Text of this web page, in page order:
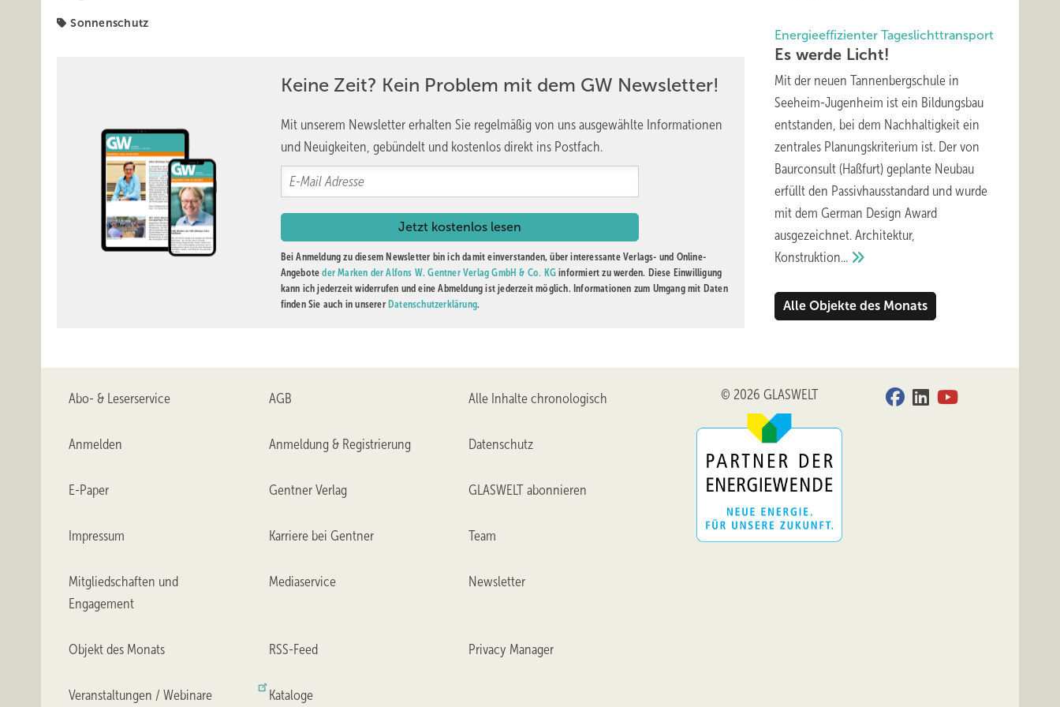
Wichtige Informationen wie Preise und Corporate ­Design können einmalig voreingestellt werden, wodurch die Angebotserstellung besonders
Bisher war die proSales-Funktion nur in der Fach­partner-App verfügbar. Durch
oder Laptop verwendet werden.
Sonnenschutz
Keine Zeit? Kein Problem mit dem GW Newsletter!
Mit unserem Newsletter erhalten Sie regelmäßig von uns ausgewählte Informationen
und Neuigkeiten, gebündelt und kostenlos direkt ins Postfach.
Bei Anmeldung zu diesem Newsletter bin ich damit einverstanden, über interessante Verlags- und Online-
Angeboteder Marken der Alfons W. Gentner Verlag GmbH & Co. KG informiert zu werden. Diese Einwilligung
kann ich jederzeit widerrufen und eine Abmeldung ist jederzeit möglich. Informationen zum Umgang mit Daten
finden Sie auch in unserer Datenschutzerklärung.
Energieeffizienter Tageslichttransport
Es werde Licht!
Mit der neuen Tannenbergschule in
Seeheim-Jugenheim ist ein Bildungsbau
entstanden, bei dem Nachhaltigkeit ein
zentrales Planungskriterium ist. Der von
Baurconsult (Haßfurt) geplante Neubau
erfüllt den Passivhausstandard und wurde
mit dem German Design Award
ausgezeichnet. Architektur,
Konstruktion...
Alle Objekte des Monats
Abo- & Leserservice AGB Alle Inhalte chronologisch
Anmelden Anmeldung & Registrierung Datenschutz
E-Paper Gentner Verlag GLASWELT abonnieren
Impressum Karriere bei Gentner Team
Mitgliedschaften und
Engagement
Mediaservice Newsletter
Objekt des Monats RSS-Feed Privacy Manager
Veranstaltungen / Webinare Kataloge
© 2026 GLASWELT